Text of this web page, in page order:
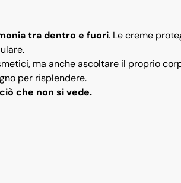
tra dentro e fuori. Le creme
ma anche ascoltare il proprio
per risplendere.
che non si vede.